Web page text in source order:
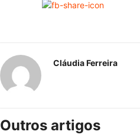
Cláudia Ferreira
Outros artigos